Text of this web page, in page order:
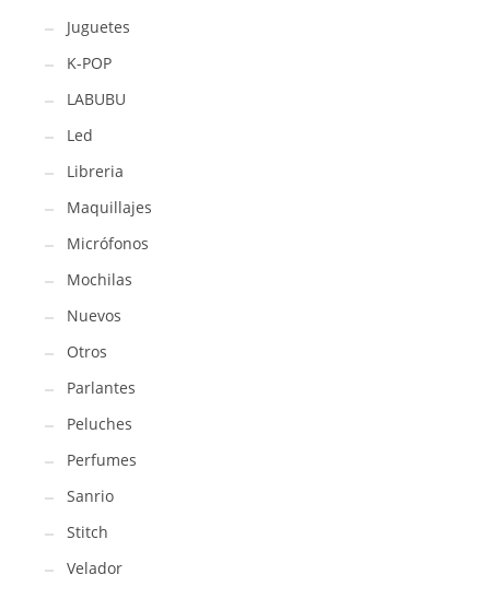
Juguetes
K-POP
LABUBU
Led
Libreria
Maquillajes
Micrófonos
Mochilas
Nuevos
Otros
Parlantes
Peluches
Perfumes
Sanrio
Stitch
Velador